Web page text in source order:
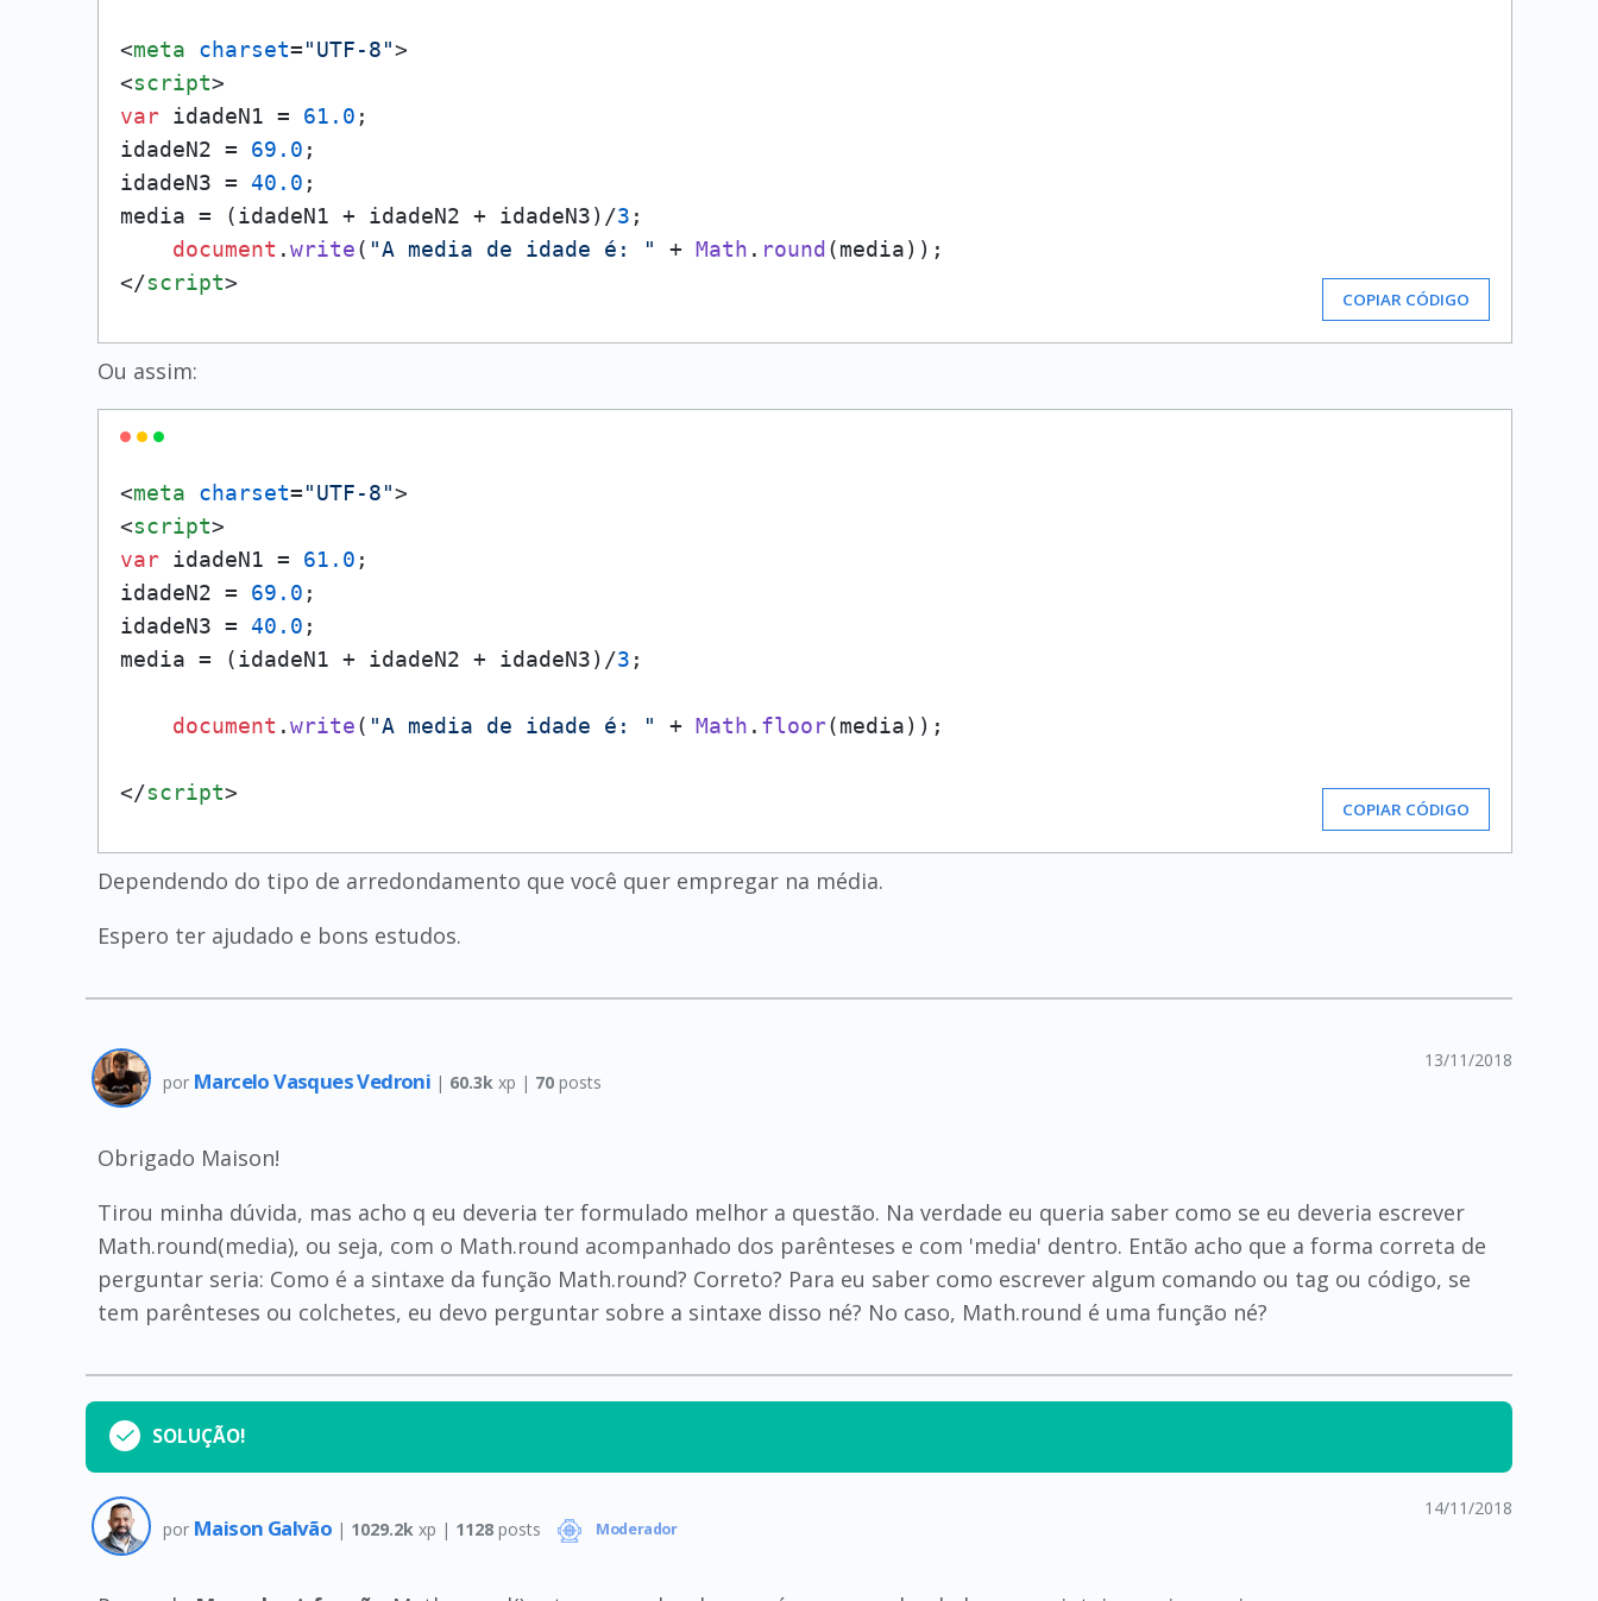
<meta charset="UTF-8">
<script>
var idadeN1 = 61.0 ;
idadeN2 = 69.0 ;
idadeN3 = 40.0 ;
media = (idadeN1 + idadeN2 + idadeN3)/3 ;
document .write( "A media de idade é: " + Math . round
</script>
COPIAR CÓDIGO
Ou assim:
<meta charset="UTF-8">
<script>
var idadeN1 = 61.0 ;
idadeN2 = 69.0 ;
idadeN3 = 40.0 ;
media = (idadeN1 + idadeN2 + idadeN3)/3 ;
document .write( "A media de idade é: " + Math . floor(media));
</script>
COPIAR CÓDIGO
Dependendo do tipo de arredondamento que você quer empregar na média.
Espero ter ajudado e bons estudos.
por Marcelo Vasques Vedroni | 60.3k xp | 70posts
13/11/2018
Obrigado Maison!
Tirou minha dúvida, mas acho q eu deveria ter formulado melhor a questão. Na verdade eu queria saber como se eu deveria escrever
Math.round(media), ou seja, com o Math.round acompanhado dos parênteses e com 'media' dentro. Então acho que a forma correta de
perguntar seria: Como é a sintaxe da função Math.round? Correto? Para eu saber como escrever algum comando ou tag ou código, se
tem parênteses ou colchetes, eu devo perguntar sobre a sintaxe disso né? No caso, Math.round é uma função né?
SOLUÇÃO!
por Maison Galvão | 1029.2k xp | 1128posts Moderador
14/11/2018